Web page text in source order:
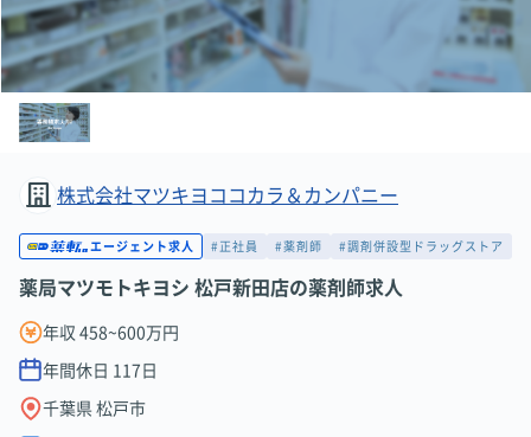
株式会社マツキヨココカラ＆カンパニー
エージェント求人 #正社員 #薬剤師 #調剤併設型ドラッグストア
薬局マツモトキヨシ 松戸新田店の薬剤師求人
年収 458~600万円
年間休日 117 日
千葉県 松戸市